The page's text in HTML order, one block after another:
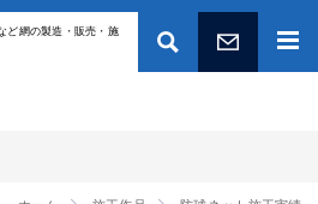
ど網の製造・販売・施